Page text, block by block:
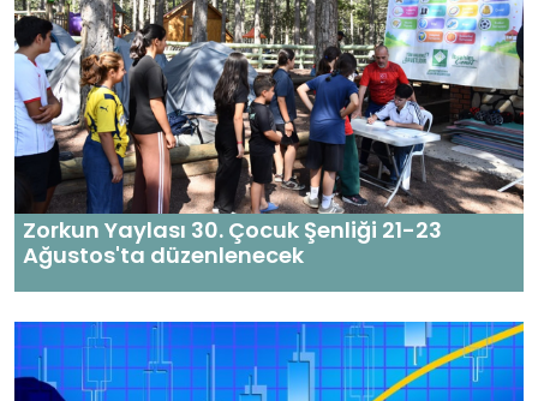
Zorkun Yaylası 30. Çocuk Şenliği 21-23
Ağustos'ta düzenlenecek